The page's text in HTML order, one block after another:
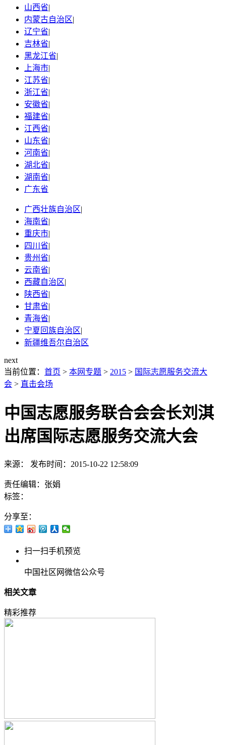
山西省|
内蒙古自治区|
辽宁省|
吉林省|
黑龙江省|
上海市|
江苏省|
浙江省|
安徽省|
福建省|
江西省|
山东省|
河南省|
湖北省|
湖南省|
广东省
广西壮族自治区|
海南省|
重庆市|
四川省|
贵州省|
云南省|
西藏自治区|
陕西省|
甘肃省|
青海省|
宁夏回族自治区|
新疆维吾尔自治区
next
当前位置： 首页 > 本网专题 > 2015 > 国际志愿服务交流大
会 > 直击会场
中国志愿服务联合会会长刘淇
出席国际志愿服务交流大会
来源： 发布时间：2015-10-22 12:58:09
责任编辑：张娟
标签：
分享至：
扫一扫手机预览
中国社区网微信公众号
相关文章
精彩推荐